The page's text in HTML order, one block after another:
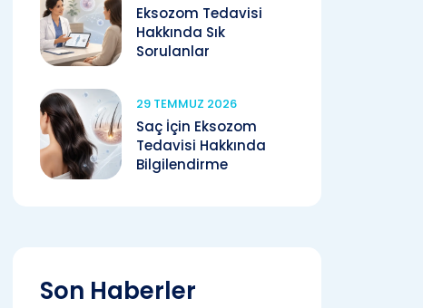
Eksozom Tedavisi
Hakkında Sık
Sorulanlar
29 TEMMUZ 2026
Saç İçin Eksozom
Tedavisi Hakkında
Bilgilendirme
Son Haberler